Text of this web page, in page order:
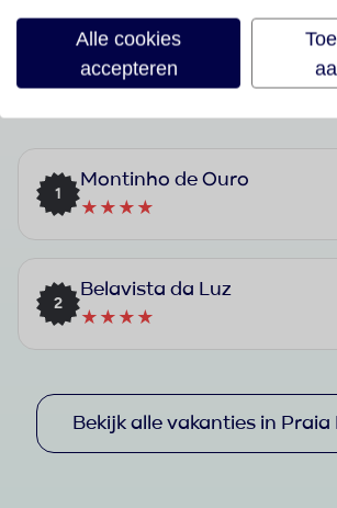
Best geboekte vakanties
Luz
1
Montinho de Ouro
★★★★
2
Belavista da Luz
★★★★
Bekijk alle vakanties in Praia
Alle cookies
accepteren